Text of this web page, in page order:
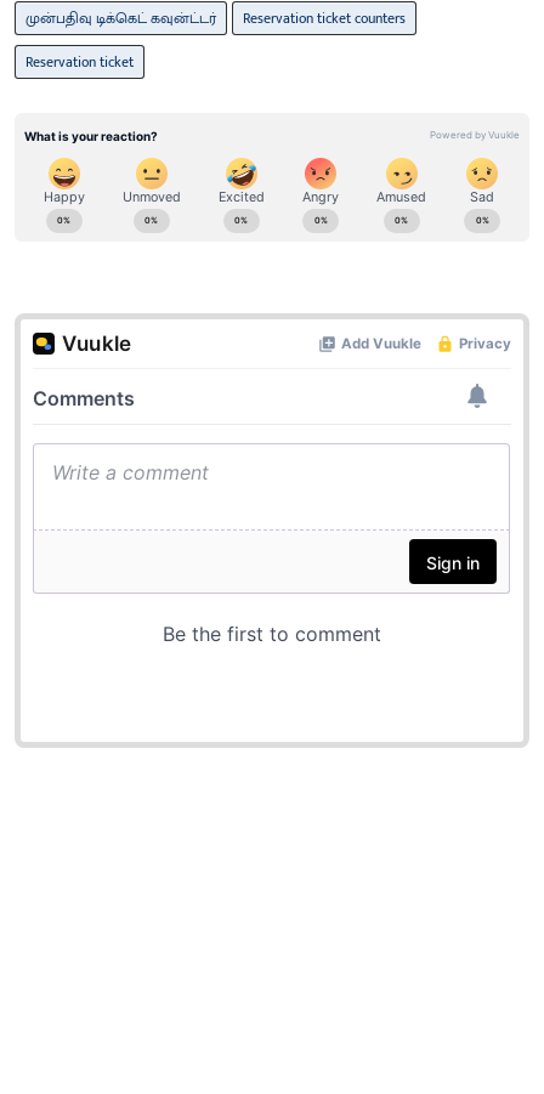
முன்பதிவு டிக்கெட் கவுன்ட்டர்
Reservation ticket counters
Reservation ticket